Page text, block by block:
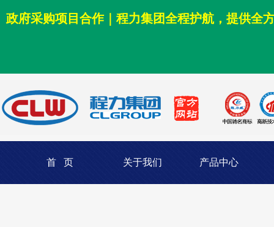
政府采购项目合作｜程力集团全程护航，提供全
首 页 关于我们 产品中心